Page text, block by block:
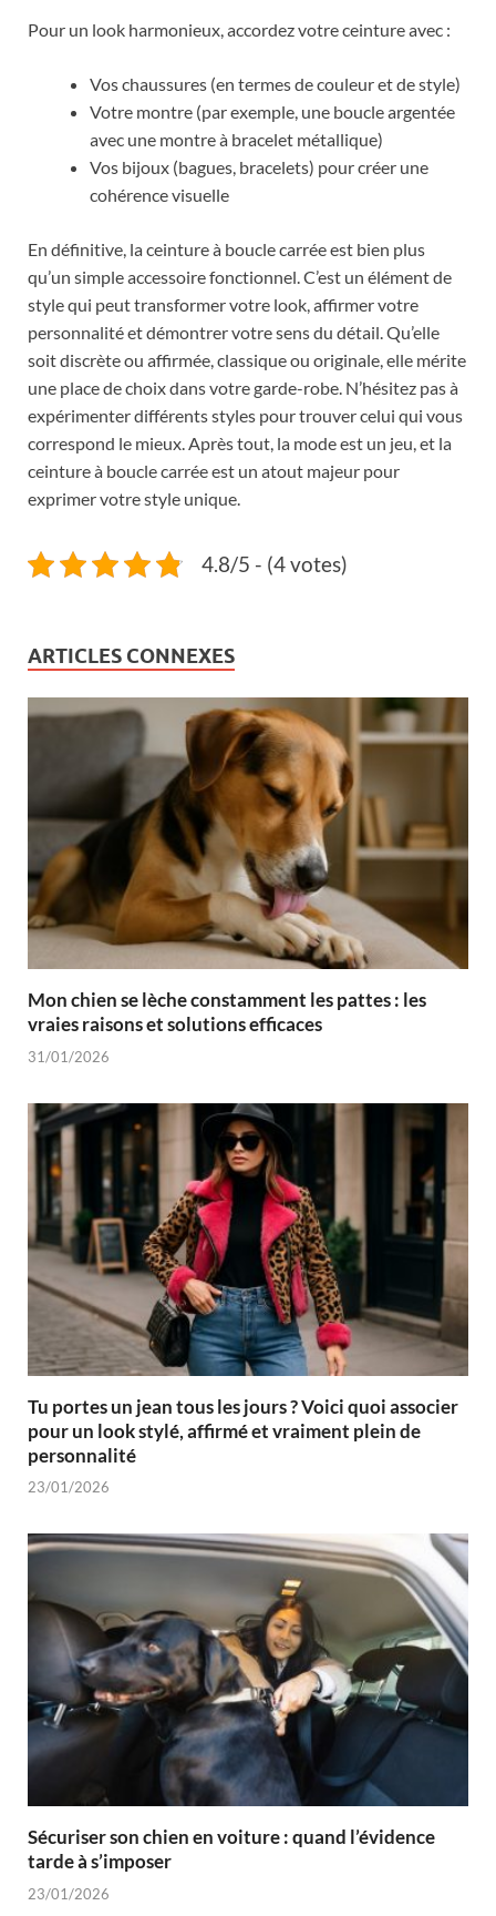
Pour un look harmonieux, accordez votre ceinture avec :
Vos chaussures (en termes de couleur et de style)
Votre montre (par exemple, une boucle argentée
avec une montre à bracelet métallique)
Vos bijoux (bagues, bracelets) pour créer une
cohérence visuelle
En définitive, la ceinture à boucle carrée est bien plus
qu’un simple accessoire fonctionnel. C’est un élément de
style qui peut transformer votre look, affirmer votre
personnalité et démontrer votre sens du détail. Qu’elle
soit discrète ou affirmée, classique ou originale, elle mérite
une place de choix dans votre garde-robe. N’hésitez pas à
expérimenter différents styles pour trouver celui qui vous
correspond le mieux. Après tout, la mode est un jeu, et la
ceinture à boucle carrée est un atout majeur pour
exprimer votre style unique.
4.8/5 - (4 votes)
ARTICLES CONNEXES
Mon chien se lèche constamment les pattes : les
vraies raisons et solutions efficaces
31/01/2026
Tu portes un jean tous les jours ? Voici quoi associer
pour un look stylé, affirmé et vraiment plein de
personnalité
23/01/2026
Sécuriser son chien en voiture : quand l’évidence
tarde à s’imposer
23/01/2026